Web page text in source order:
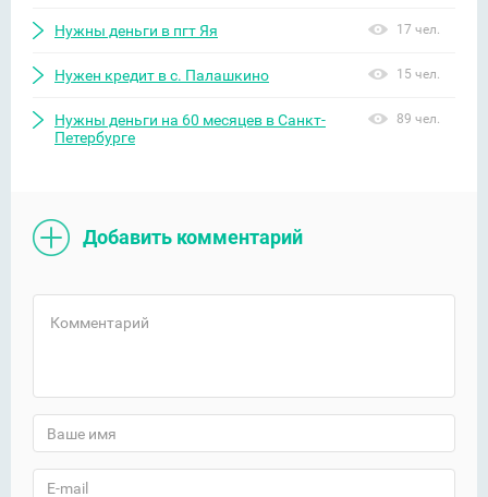
Нужны деньги в пгт Яя 17 чел.
Нужен кредит в с. Палашкино 15 чел.
Нужны деньги на 60 месяцев в Санкт-
Петербурге
89 чел.
Добавить комментарий